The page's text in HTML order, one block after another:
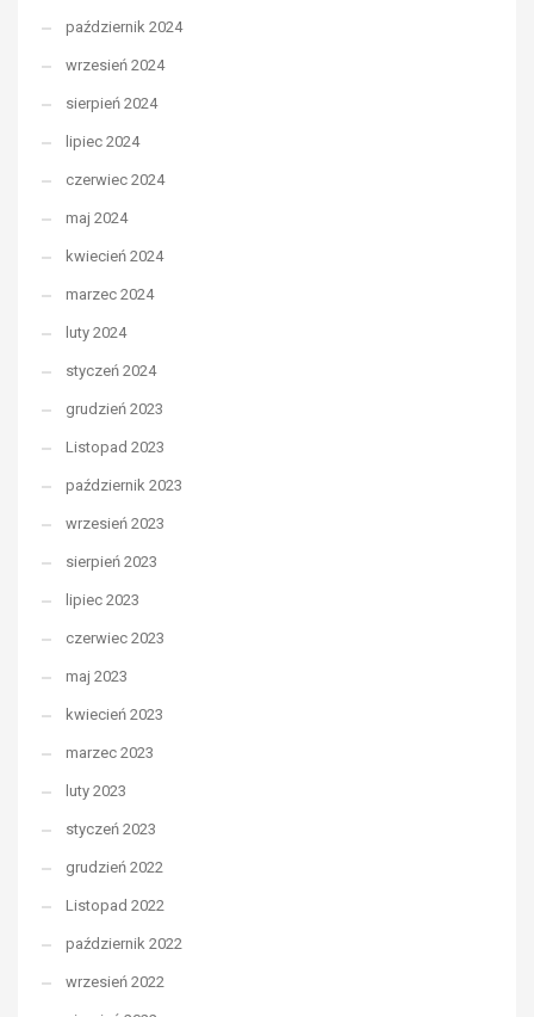
październik 2024
wrzesień 2024
sierpień 2024
lipiec 2024
czerwiec 2024
maj 2024
kwiecień 2024
marzec 2024
luty 2024
styczeń 2024
grudzień 2023
Listopad 2023
październik 2023
wrzesień 2023
sierpień 2023
lipiec 2023
czerwiec 2023
maj 2023
kwiecień 2023
marzec 2023
luty 2023
styczeń 2023
grudzień 2022
Listopad 2022
październik 2022
wrzesień 2022